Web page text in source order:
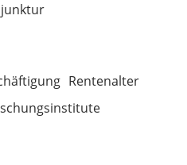
Rentenalter